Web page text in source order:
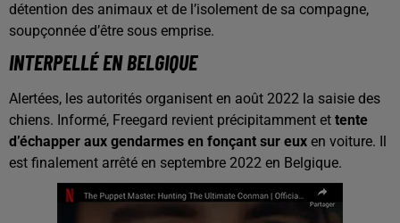
détention des animaux et de l’isolement de sa compagne,
soupçonnée d’être sous emprise.
INTERPELLÉ EN BELGIQUE
Alertées, les autorités organisent en août 2022 la saisie des
chiens. Informé, Freegard revient précipitamment et tente
d’échapper aux gendarmes en fonçant sur eux en voiture. Il
est finalement arrêté en septembre 2022 en Belgique.